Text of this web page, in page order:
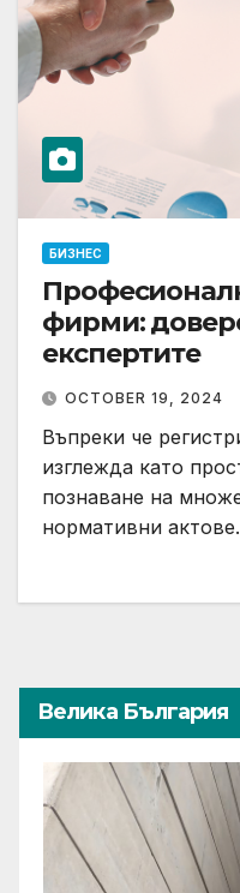
БИЗНЕС
фирми:
експертите
OCTOBER 19, 2024
Въпреки че
изглежда като
познаване на
нормативни
Велика България